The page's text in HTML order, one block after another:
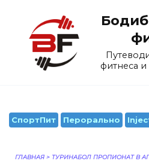
содержанию
фитнеса
СпортПит Перорально
ГЛАВНАЯ > ТУРИНАБОЛ ПРОПИОНАТ В